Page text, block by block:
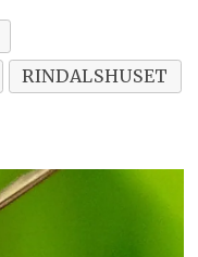
RINDALSHUSET